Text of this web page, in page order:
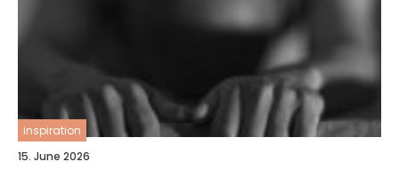
inspiration
15. June 2026